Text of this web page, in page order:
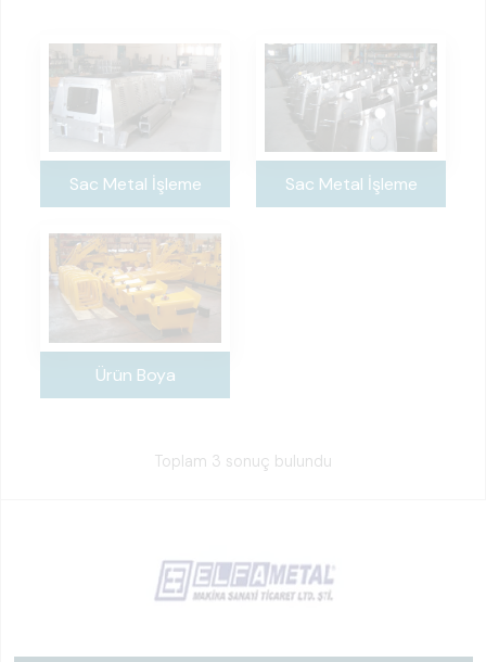
Sac Metal İşleme Sac Metal İşleme
Ürün Boya
Toplam 3 sonuç bulundu